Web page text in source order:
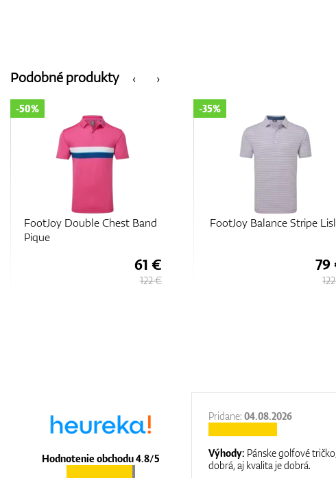
‹
Podobné produkty ›
FootJoy Balance Stripe Lisle
-35%
79 €
122 €
FootJoy Tipped Pique
-35%
72
Hodnotenie obchodu 4.8/5
It is a great shop where they help you
Pridane:04.08.2026
Výhody: Pánske golfové
dobrá, aj kvalita je dobrá.